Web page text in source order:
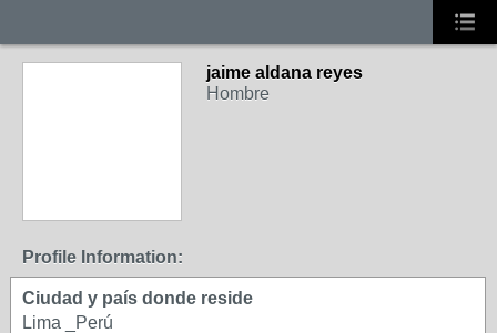
jaime aldana reyes
Hombre
Profile Information:
Ciudad y país donde reside
Lima _Perú